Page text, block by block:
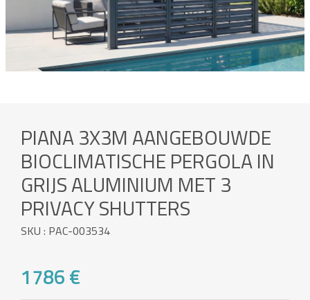
PIANA 3X3M AANGEBOUWDE
BIOCLIMATISCHE PERGOLA IN
GRIJS ALUMINIUM MET 3
PRIVACY SHUTTERS
SKU : PAC-003534
1786 €